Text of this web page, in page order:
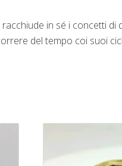
in sé i concetti
del tempo coi suoi